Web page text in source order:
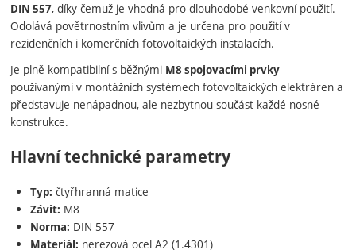
DIN 557, díky čemuž je vhodná pro dlouhodobé venkovní použití.
Odolává povětrnostním vlivům a je určena pro použití v
rezidenčních i komerčních fotovoltaických instalacích.
Je plně kompatibilní s běžnými M8 spojovacími prvky
používanými v montážních systémech fotovoltaických elektráren a
představuje nenápadnou, ale nezbytnou součást každé nosné
konstrukce.
Hlavní technické parametry
Typ: čtyřhranná matice
Závit: M8
Norma: DIN 557
Materiál: nerezová ocel A2 (1.4301)